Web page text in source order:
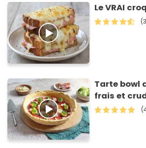
Le VRAI
Tarte bowl
frais et